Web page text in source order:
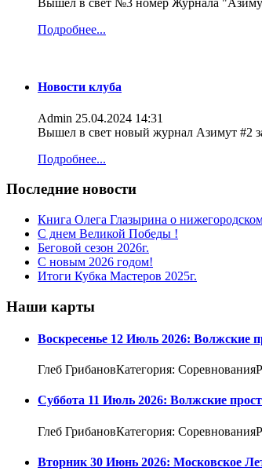
Вышел в свет №3 номер Журнала
Подробнее...
Новости клуба
Admin 25.04.2024 14:31
Вышел в свет новый журнал Азимут #2
Подробнее...
Последние новости
Книга Олега Глазырина о
С днем Великой Победы !
Беговой сезон 2026г.
С новым 2026 годом!
Итоги Кубка Мастеров 2025г.
Наши карты
Воскресенье 12 Июль 2026: Волжские
Глеб ГрибановКатегория:
Суббота 11 Июль 2026: Волжские
Глеб ГрибановКатегория:
Вторник 30 Июнь 2026: Московское